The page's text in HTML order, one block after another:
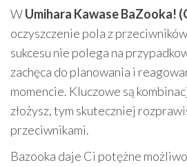
WUmihara Kawase BaZooka!
oczyszczenie pola z
sukcesu nie polega na
zachęca do planowania i
momencie. Kluczowe są
złożysz, tym skuteczniej
przeciwnikami.
Bazooka daje Ci potężne